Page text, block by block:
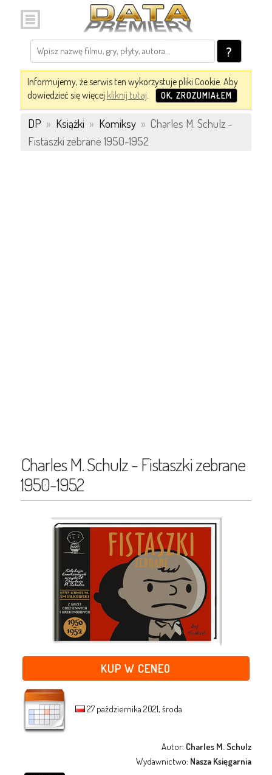
?
Informujemy, że serwis ten wykorzystuje pliki Cookie. Aby
dowiedzieć się więcej kliknij tutaj. OK, ZROZUMIAŁEM
DP » Książki » Komiksy » Charles M. Schulz -
Fistaszki zebrane 1950-1952
Charles M. Schulz - Fistaszki zebrane
1950-1952
KUP W CENEO
27 października 2021, środa
Autor: Charles M. Schulz
Wydawnictwo: Nasza Księgarnia